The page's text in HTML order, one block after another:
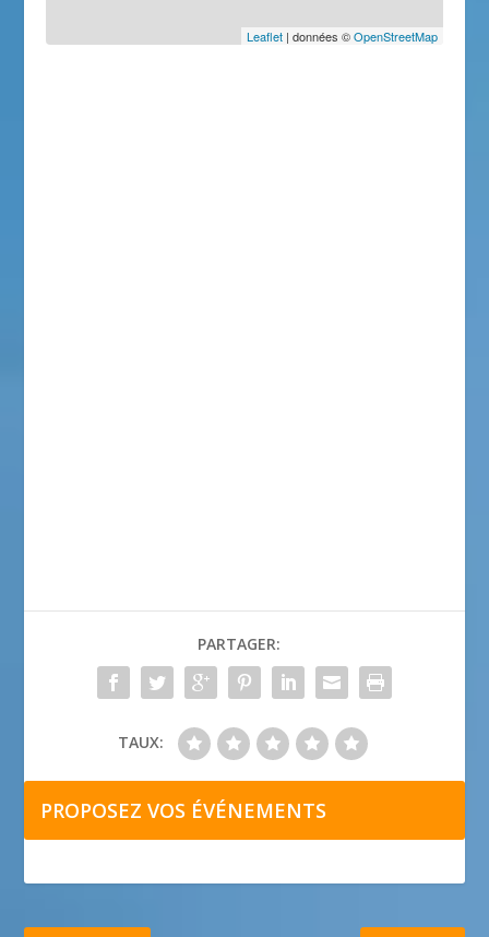
Leaflet| données ©OpenStreetMap
PARTAGER:
TAUX:
PROPOSEZ VOS ÉVÉNEMENTS